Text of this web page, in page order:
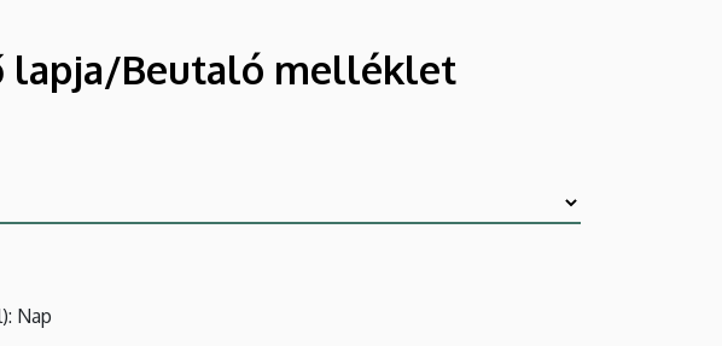
lapja/Beutaló melléklet
Nap